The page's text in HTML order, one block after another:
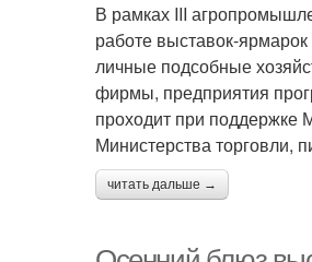
В рамках III
работе выставок-
личные подсобные
фирмы, предприятия
проходит при поддержке
Министерства торговли,
читать дальше →